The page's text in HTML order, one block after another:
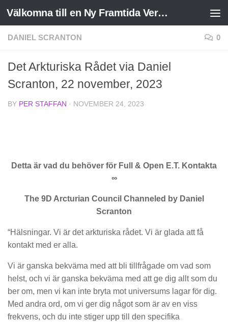
Skip to content Välkomna till en Ny Framtida Verklighet
DANIEL SCRANTON 0
Det Arkturiska Rådet via Daniel
Scranton, 22 november, 2023
BY PER STAFFAN · NOVEMBER 24, 2023
Detta är vad du behöver för Full & Open E.T. Kontakta
∞
The 9D Arcturian Council Channeled by Daniel
Scranton
“Hälsningar. Vi är det arkturiska rådet. Vi är glada att få
kontakt med er alla.
Vi är ganska bekväma med att bli tillfrågade om vad som
helst, och vi är ganska bekväma med att ge dig allt som du
ber om, men vi kan inte bryta mot universums lagar för dig.
Med andra ord, om vi ger dig något som är av en viss
frekvens, och du inte stiger upp till den specifika